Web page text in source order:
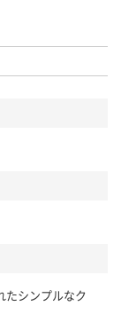
たシンプルなク